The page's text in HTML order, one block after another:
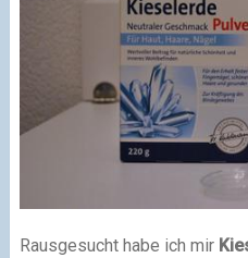
Rausgesucht habe ich mir